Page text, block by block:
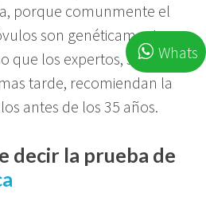
porque comunmente el
son genéticamente
que los expertos, si bien
tarde, recomiendan la
antes de los 35 años.
decir la prueba de
Whats